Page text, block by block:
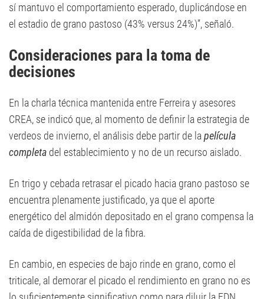
sí mantuvo el comportamiento esperado, duplicándose en
el estadio de grano pastoso (43% versus 24%)”, señaló.
Consideraciones para la toma de
decisiones
En la charla técnica mantenida entre Ferreira y asesores
CREA, se indicó que, al momento de definir la estrategia de
verdeos de invierno, el análisis debe partir de lapelícula
completa del establecimiento y no de un recurso aislado.
En trigo y cebada retrasar el picado hacia grano pastoso se
encuentra plenamente justificado, ya que el aporte
energético del almidón depositado en el grano compensa la
caída de digestibilidad de la fibra.
En cambio, en especies de bajo rinde en grano, como el
triticale, al demorar el picado el rendimiento en grano no es